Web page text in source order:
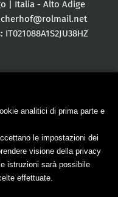
Italia - Alto Adige
IT021088A1S2JU38HZ
Alois & Co.
analitici di prima parte e
le impostazioni dei
visione della privacy
istruzioni sarà possibile
effettuate.